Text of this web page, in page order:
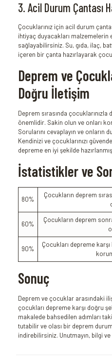
3. Acil Durum Çantası
Çocuklarınız için acil durum
ihtiyaç duyacakları malzemelerin
sağlayabilirsiniz. Su, gıda, ilaç,
içeren bir çanta hazırlayarak
Deprem ve
Doğru İletişim
Deprem sırasında
önemlidir. Sakin olun ve onları
Sorularını cevaplayın ve onların
Kendinizi ve çocuklarınızı
depreme en iyi şekilde
İstatistikler ve
80%
Çocukların deprem
60%
Çocukların deprem
90%
Çocukları depreme
Sonuç
Deprem ve çocuklar arasındaki
çocukları depreme karşı doğru
makalede bahsedilen adımları
tutabilir ve olası bir deprem
indirebilirsiniz. Unutmayın, bilgi